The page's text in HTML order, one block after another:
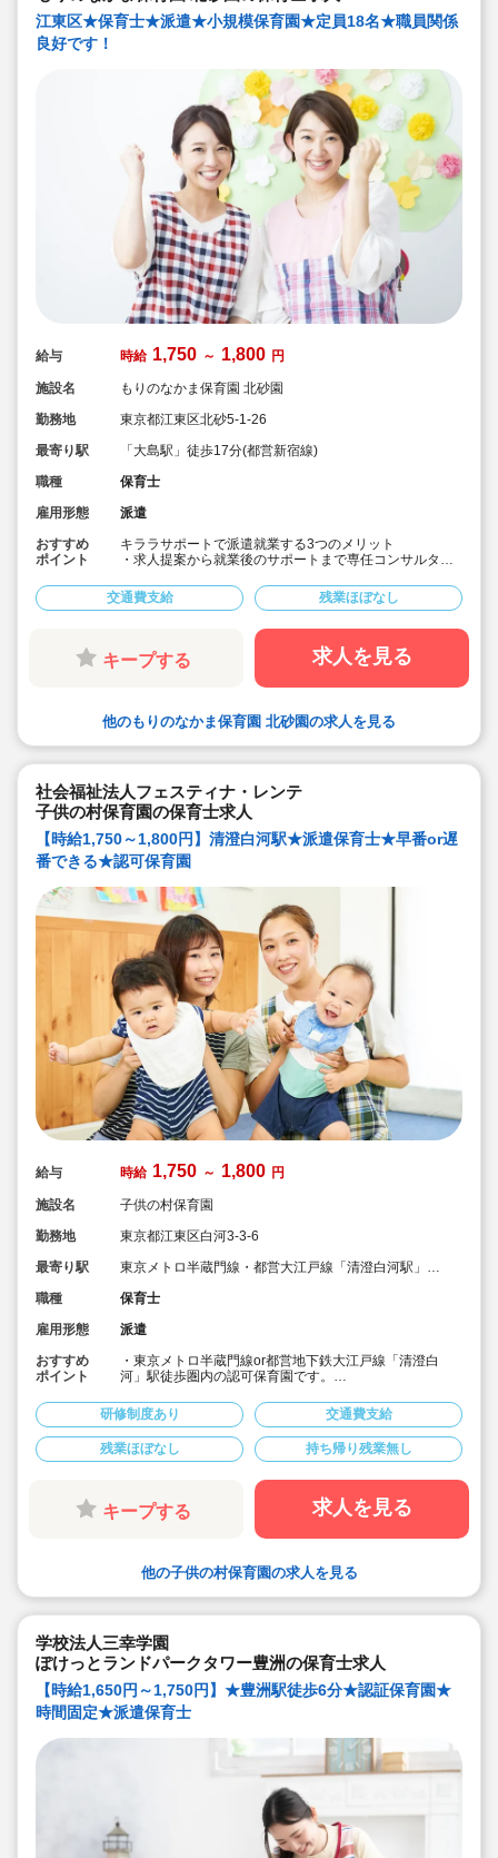
江東区★保育士★派遣★小規模保育園★定員18名★職員関係
良好です！
給与 時給 1,750 ～ 1,800 円
施設名
もりのなかま保育園 北砂園
勤務地
東京都江東区北砂5-1-26
最寄り駅
「大島駅」徒歩17分(都営新宿線)
職種
保育士
雇用形態
派遣
おすすめ
ポイント
キララサポートで派遣就業する3つのメリット
・求人提案から就業後のサポートまで専任コンサルタン
・手当や福利厚生については当社独自のサービスもご用
意しています♪
ったサポートに定評があります勤務条件など、お気軽に
ご相談ください♪
☆キララサポートはお仕事探しから入職後のフォローま
でしっかりサポートいたします☆
交通費支給 残業ほぼなし
キープする 求人を見る
他のもりのなかま保育園 北砂園の求人を見る
社会福祉法人フェスティナ・レンテ
子供の村保育園の保育士求人
【時給1,750～1,800円】清澄白河駅★派遣保育士★早番or遅
番できる★認可保育園
給与 時給 1,750 ～ 1,800 円
施設名
子供の村保育園
勤務地
東京都江東区白河3-3-6
最寄り駅
東京メトロ半蔵門線・都営大江戸線「清澄白河駅」徒
職種
保育士
雇用形態
派遣
おすすめ
ポイント
・東京メトロ半蔵門線or都営地下鉄大江戸線「清澄白
河」駅徒歩圏内の認可保育園です。
・時給1,750円～1,800円の設定です。
研修制度あり 交通費支給
残業ほぼなし 持ち帰り残業無し
キープする 求人を見る
他の子供の村保育園の求人を見る
学校法人三幸学園
ぽけっとランドパークタワー豊洲の保育士求人
【時給1,650円～1,750円】★豊洲駅徒歩6分★認証保育園★
時間固定★派遣保育士